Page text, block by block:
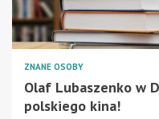
ZNANE OSOBY
Olaf Lubaszenko w
polskiego kina!